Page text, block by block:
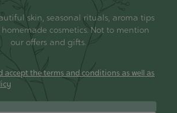
skin, seasonal rituals, aroma tips
cosmetics. Not to mention
our offers and gifts.
accept the terms and conditions as well as